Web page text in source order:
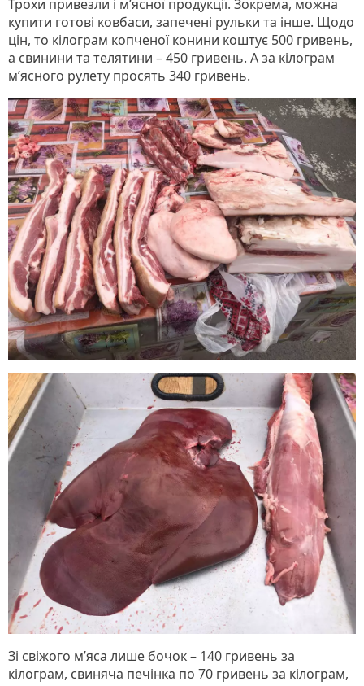
Трохи привезли і м’ясної продукції. Зокрема, можна
купити готові ковбаси, запечені рульки та інше. Щодо
цін, то кілограм копченої конини коштує 500 гривень,
а свинини та телятини – 450 гривень. А за кілограм
м’ясного рулету просять 340 гривень.
Зі свіжого м’яса лише бочок – 140 гривень за
кілограм, свиняча печінка по 70 гривень за кілограм,